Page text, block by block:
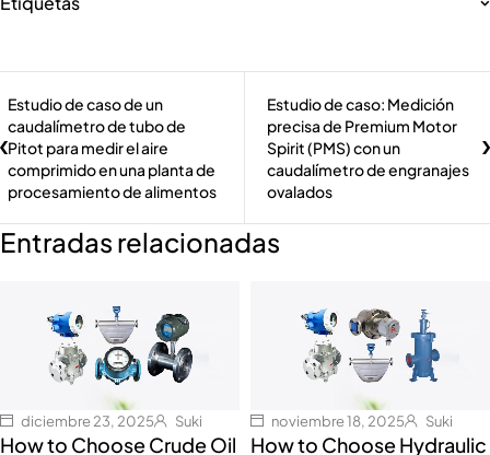
Estudio de caso de un
caudalímetro de tubo de
Pitot para medir el aire
comprimido en una planta de
procesamiento de alimentos
Estudio de caso: Medición
precisa de Premium Motor
Spirit (PMS) con un
caudalímetro de engranajes
ovalados
Entradas relacionadas
diciembre 23, 2025 Suki
How to Choose Crude Oil
noviembre 18, 2025 Suki
How to Choose Hydraulic